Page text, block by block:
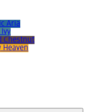
Aria
Chestnut
Heaven